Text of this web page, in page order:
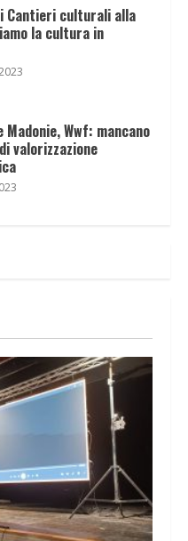
Cantieri culturali alla
la cultura in
Madonie, Wwf: mancano
valorizzazione